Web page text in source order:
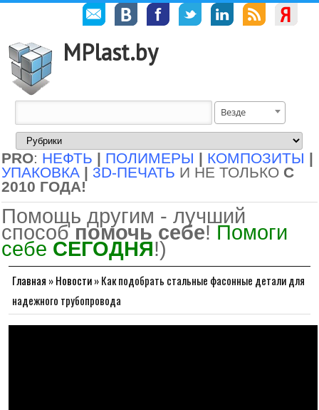
MPlast.by
Везде
PRO: НЕФТЬ | ПОЛИМЕРЫ | КОМПОЗИТЫ |
УПАКОВКА | 3D-ПЕЧАТЬ И НЕ ТОЛЬКО С
2010 ГОДА!
Помощь другим - лучший
способ помочь себе! Помоги
себе СЕГОДНЯ!)
Главная »Новости»Как подобрать стальные фасонные детали для
надежного трубопровода